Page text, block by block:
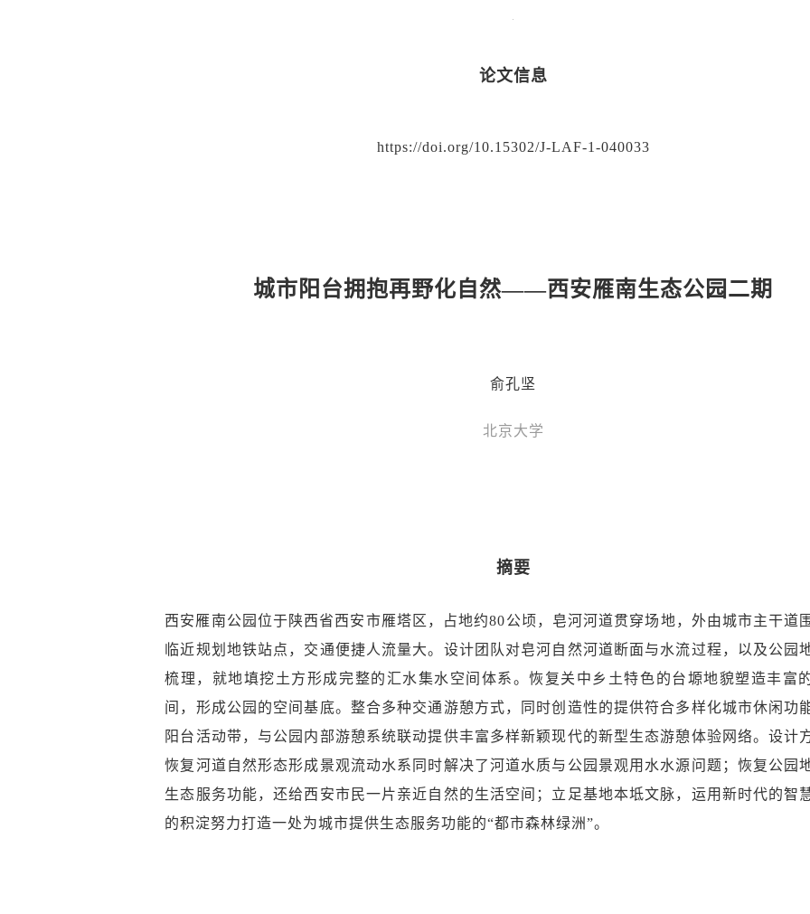
论文信息
https://doi.org/10.15302/J-LAF-1-040033
城市阳台拥抱再野化自然——西安雁南生态公园二期
俞孔坚
北京大学
摘要
西安雁南公园位于陕西省西安市雁塔区，占地约80公顷，皂河河道贯穿场地，外由城市主干道
临近规划地铁站点，交通便捷人流量大。设计团队对皂河自然河道断面与水流过程，以及公园
梳理，就地填挖土方形成完整的汇水集水空间体系。恢复关中乡土特色的台塬地貌塑造丰富
间，形成公园的空间基底。整合多种交通游憩方式，同时创造性的提供符合多样化城市休闲功
阳台活动带，与公园内部游憩系统联动提供丰富多样新颖现代的新型生态游憩体验网络。设计
恢复河道自然形态形成景观流动水系同时解决了河道水质与公园景观用水水源问题；恢复公园
生态服务功能，还给西安市民一片亲近自然的生活空间；立足基地本坻文脉，运用新时代的智
的积淀努力打造一处为城市提供生态服务功能的“都市森林绿洲”。